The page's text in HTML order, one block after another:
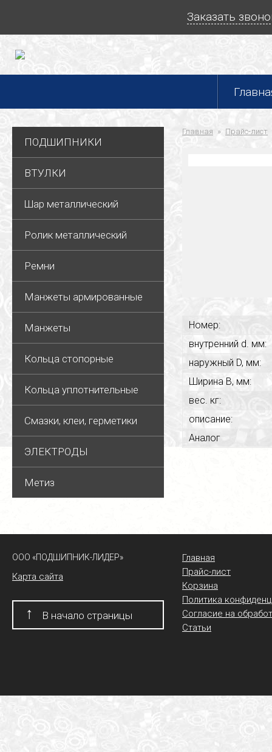
Заказать
ПОДШИПНИКИ
ВТУЛКИ
Шар металлический
Ролик металлический
Ремни
Манжеты армированные
Манжеты
Кольца стопорные
Кольца уплотнительные
Смазки, клеи, герметики
ЭЛЕКТРОДЫ
Метиз
Главная Прайс-лист
Номер:
внутренний d. мм:
наружный D, мм:
Ширина В, мм:
вес. кг:
описание:
Аналог
ООО «ПОДШИПНИК-ЛИДЕР»
Карта сайта
↑ В начало страницы
Главная
Прайс-лист
Корзина
Политика
Согласие на
Статьи